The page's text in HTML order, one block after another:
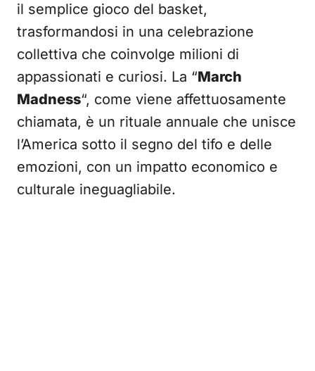
il semplice gioco del basket,
trasformandosi in una celebrazione
collettiva che coinvolge milioni di
appassionati e curiosi. La “March
Madness“, come viene affettuosamente
chiamata, è un rituale annuale che unisce
l’America sotto il segno del tifo e delle
emozioni, con un impatto economico e
culturale ineguagliabile.